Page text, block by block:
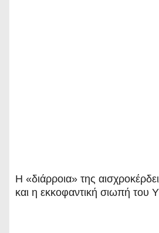
Η «διάρροια» της
και η εκκοφαντική σιωπή του